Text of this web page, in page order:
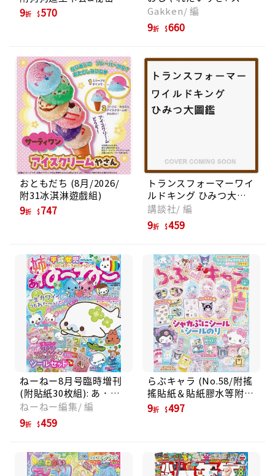
偶像公主卡片)
9折 570
シャルブック (附皇冠&
髮圈組)
Gakken/ 編
9折 660
おともだち (8月/2026/
附31冰淇淋遊戲組)
9折 747
トランスフォーマーワイ
ルドキング ひみつ大図
鑑
講談社/ 編
9折 459
ねーねー8月号臨時増刊
(附貼紙30枚組): あ．ね
～ね～ 一生カワイイに
うもれた～い♡平成女児
のためのFOREVERとき
ねーねー編集/ 編
9折 459
らぶキャラ (No.58/附搖
搖貼紙＆貼紙膠水等附錄
組)
9折 497